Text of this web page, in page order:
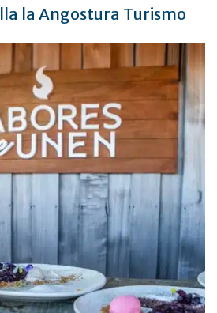
la Angostura Turismo